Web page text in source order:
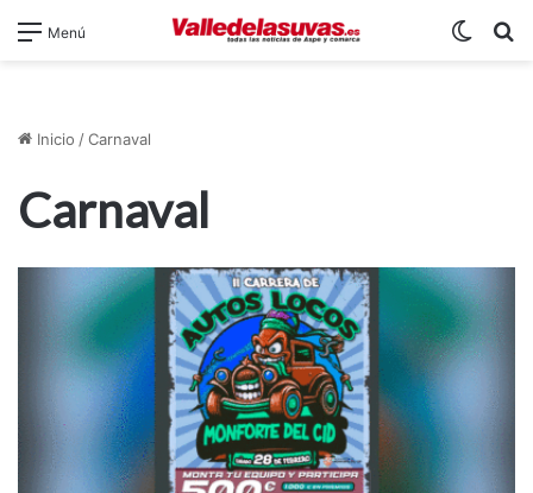
Menú
Inicio /Carnaval
Carnaval